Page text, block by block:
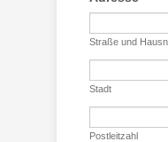
Straße und
Stadt
Postleitzahl